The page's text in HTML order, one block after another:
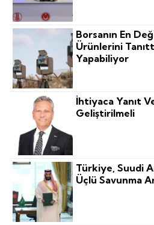
Borsanın En
Ürünlerini
Yapabiliyor
İhtiyaca Yanıt
Geliştirilmeli
Türkiye, Suudi
Üçlü Savunma